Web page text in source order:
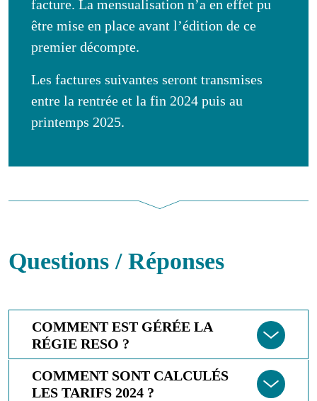
facture. La mensualisation n’a en effet pu
être mise en place avant l’édition de ce
premier décompte.
Les factures suivantes seront transmises
entre la rentrée et la fin 2024 puis au
printemps 2025.
Questions / Réponses
COMMENT EST GÉRÉE LA
RÉGIE RESO ?
COMMENT SONT CALCULÉS
LES TARIFS 2024 ?